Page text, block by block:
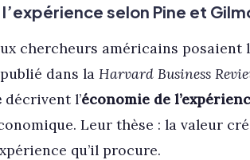
selon Pine et
chercheurs américains posaient
dans la Harvard Business
décrivent l’économie de
Leur thèse : la valeur
qu’il procure.